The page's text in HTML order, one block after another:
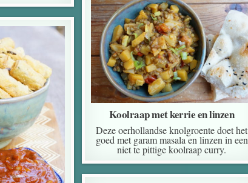
Koolraap met kerrie en linzen
Deze oerhollandse knolgroente doet het
goed met garam masala en linzen in een
niet te pittige koolraap curry.